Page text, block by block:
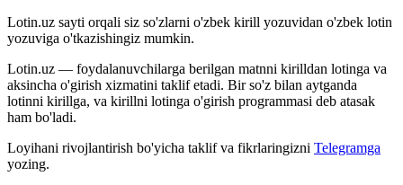
Lotin.uz sayti orqali siz so'zlarni o'zbek kirill yozuvidan o'zbek lotin
yozuviga o'tkazishingiz mumkin.
Lotin.uz — foydalanuvchilarga berilgan matnni kirilldan lotinga va
aksincha o'girish xizmatini taklif etadi. Bir so'z bilan aytganda
lotinni kirillga, va kirillni lotinga o'girish programmasi deb atasak
ham bo'ladi.
Loyihani rivojlantirish bo'yicha taklif va fikrlaringizni Telegramga
yozing.